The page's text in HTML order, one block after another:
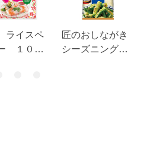
イスペ
１００
匠のおしながき
シーズニング